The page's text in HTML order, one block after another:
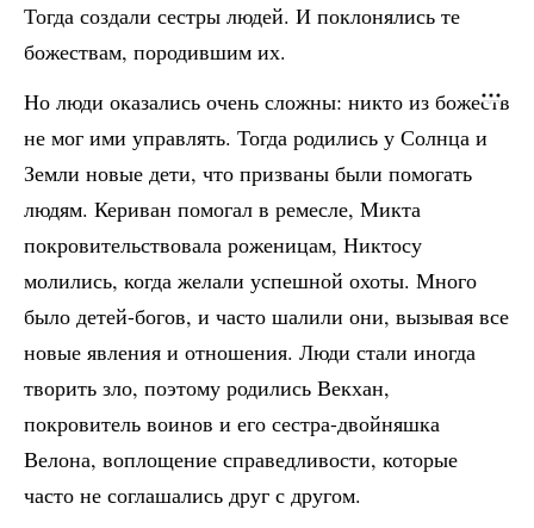
Тогда создали сестры людей. И поклонялись те
божествам, породившим их.
Но люди оказались очень сложны: никто из божеств
не мог ими управлять. Тогда родились у Солнца и
Земли новые дети, что призваны были помогать
людям. Кериван помогал в ремесле, Микта
покровительствовала роженицам, Никтосу
молились, когда желали успешной охоты. Много
было детей-богов, и часто шалили они, вызывая все
новые явления и отношения. Люди стали иногда
творить зло, поэтому родились Векхан,
покровитель воинов и его сестра-двойняшка
Велона, воплощение справедливости, которые
часто не соглашались друг с другом.